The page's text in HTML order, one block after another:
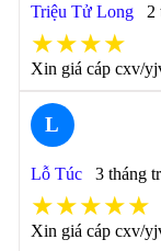
Triệu Tử Long 2
★★★★
Xin giá cáp cxv/
L
Lỗ Túc 3 tháng
★★★★★
Xin giá cáp cxv/